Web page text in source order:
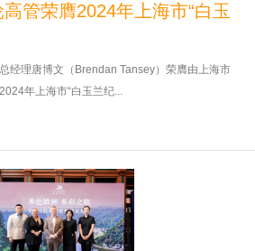
管荣膺2024年上海市“白玉
经理唐博文（Brendan Tansey）荣膺由上海市
年上海市“白玉兰纪...